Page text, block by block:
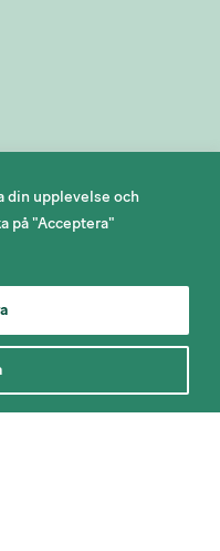
din upplevelse och
på "Acceptera"